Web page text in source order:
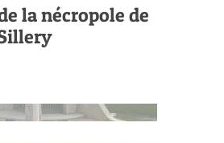
la nécropole de